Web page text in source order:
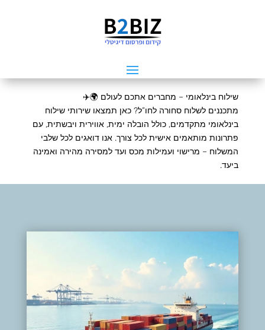
שילוח בינלאומי – מחברים אתכם לעולם 🌍✈️
מתכננים לשלוח סחורה לחו”ל? כאן תמצאו שירותי שילוח
בינלאומי מתקדמים, כולל הובלה ימית, אווירית ויבשתית, עם
פתרונות מותאמים אישית לכל צורך. אנו דואגים לכל שלבי
המשלוח – מרישוי ועמילות מכס ועד למסירה מהירה ואמינה
ביעד.